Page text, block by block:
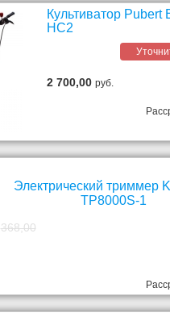
Культиватор Pubert
HC2
2 700,00руб.
Электрический триммер
TP8000S-1
368,00